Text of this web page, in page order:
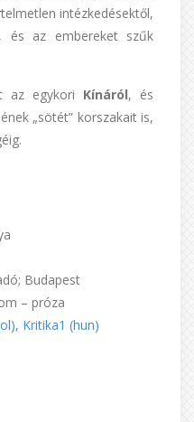
intézkedésektől,
és az embereket szűk
az egykori Kínáról, és
„sötét” korszakait is,
Budapest
– próza
Kritika1 (hun)